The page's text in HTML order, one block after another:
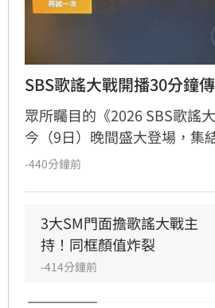
SBS歌謠大戰開播30分鐘
眾所矚目的《2026 SBS歌謠
今（9日）晚間盛大登場，集
ATEEZ等28組超人氣韓團輪
師絆到電線」等荒謬提示，
看直播，引發社群一片哀嚎
急搶修，系統終於在晚間6點
-440分鐘前
3大SM門面擔歌謠大戰主
持！同框顏值炸裂
-414分鐘前